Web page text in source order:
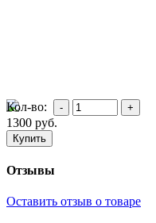
Кол-во:
1300 руб.
Отзывы
Оставить отзыв о товаре